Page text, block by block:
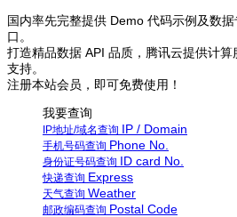
国内率先完整提供 Demo 代码示例及数
口。
打造精品数据 API 品质，腾讯云提供计
支持。
注册本站会员，即可免费使用！
我要查询
IP地址/域名查询 IP / Domain
手机号码查询 Phone No.
身份证号码查询 ID card No.
快递查询 Express
天气查询 Weather
邮政编码查询 Postal Code